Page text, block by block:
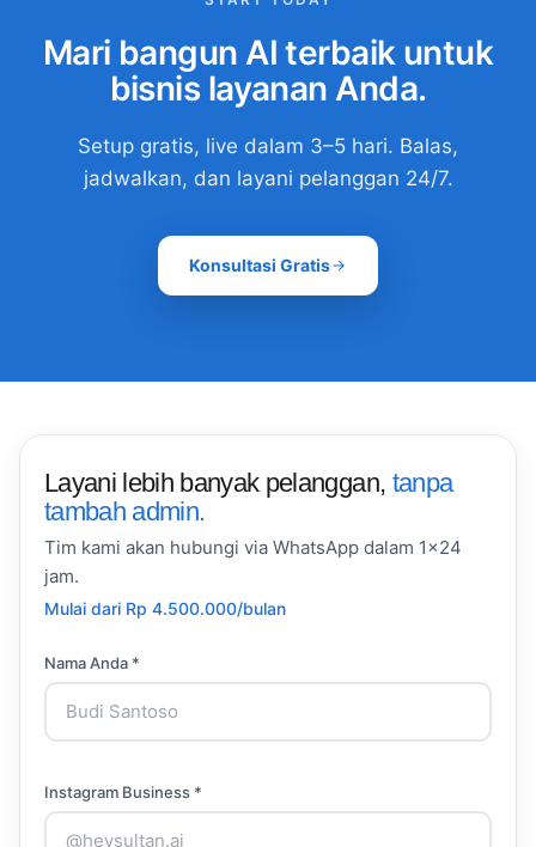
Mari bangun AI terbaik untuk
bisnis layanan Anda.
Setup gratis, live dalam 3–5 hari. Balas,
jadwalkan, dan layani pelanggan 24/7.
Konsultasi Gratis
Layani lebih banyak pelanggan, tanpa
tambah admin.
Tim kami akan hubungi via WhatsApp dalam 1×24
jam.
Mulai dari Rp 4.500.000/bulan
Nama Anda *
Instagram Business *